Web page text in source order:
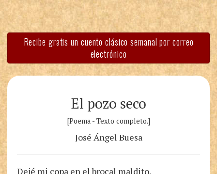
Recibe gratis un cuento clásico semanal por correo
electrónico
El pozo seco
[Poema - Texto completo.]
José Ángel Buesa
Dejé mi copa en el brocal maldito.